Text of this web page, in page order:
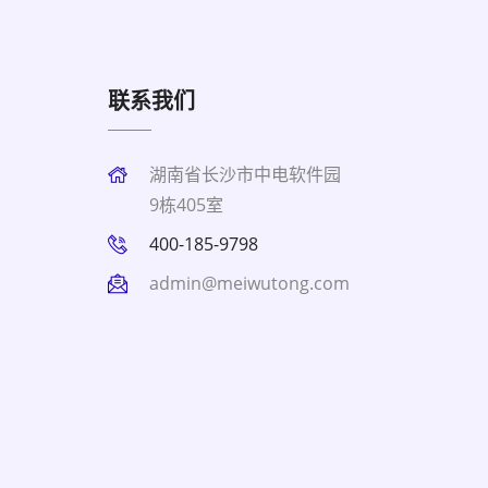
联系我们
湖南省长沙市中电软件园
9栋405室
400-185-9798
admin@meiwutong.com